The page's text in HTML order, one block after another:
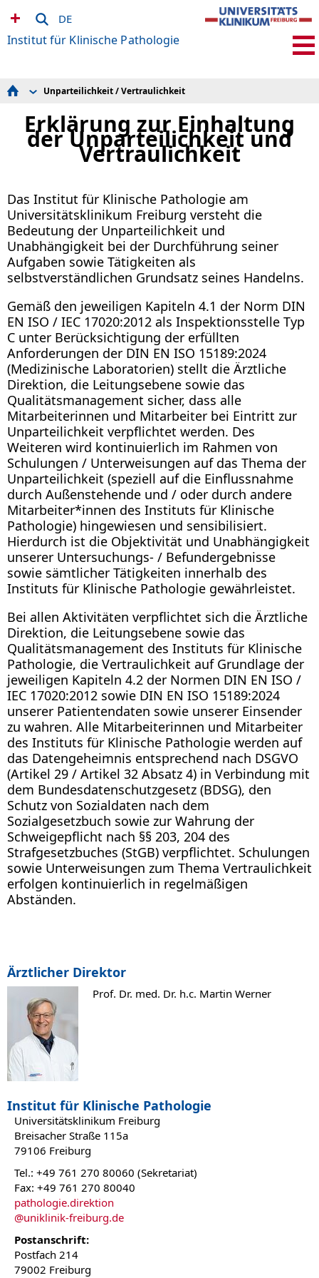
DE
Institut für Klinische Pathologie
Auskunft & Kontakt
Patienteninformation
Lehre
Einsendung & Weitergabe
Forschung
Biobank
Core Facility Genomics
Proteomik Plattform
Core Facility Histopathologie und Digitale Pathologie
Weiterbildung
Stellenangebote
QM-Zertifikate
Qualitätsmeldung
Unparteilichkeit / Vertraulichkeit
Erklärung zur Einhaltung
der Unparteilichkeit und
Vertraulichkeit
Das Institut für Klinische Pathologie am
Universitätsklinikum Freiburg versteht die
Bedeutung der Unparteilichkeit und
Unabhängigkeit bei der Durchführung seiner
Aufgaben sowie Tätigkeiten als
selbstverständlichen Grundsatz seines Handelns.
Gemäß den jeweiligen Kapiteln 4.1 der Norm DIN
EN ISO / IEC 17020:2012 als Inspektionsstelle Typ
C unter Berücksichtigung der erfüllten
Anforderungen der DIN EN ISO 15189:2024
(Medizinische Laboratorien) stellt die Ärztliche
Direktion, die Leitungsebene sowie das
Qualitätsmanagement sicher, dass alle
Mitarbeiterinnen und Mitarbeiter bei Eintritt zur
Unparteilichkeit verpflichtet werden. Des
Weiteren wird kontinuierlich im Rahmen von
Schulungen / Unterweisungen auf das Thema der
Unparteilichkeit (speziell auf die Einflussnahme
durch Außenstehende und / oder durch andere
Mitarbeiter*innen des Instituts für Klinische
Pathologie) hingewiesen und sensibilisiert.
Hierdurch ist die Objektivität und Unabhängigkeit
unserer Untersuchungs- / Befundergebnisse
sowie sämtlicher Tätigkeiten innerhalb des
Instituts für Klinische Pathologie gewährleistet.
Bei allen Aktivitäten verpflichtet sich die Ärztliche
Direktion, die Leitungsebene sowie das
Qualitätsmanagement des Instituts für Klinische
Pathologie, die Vertraulichkeit auf Grundlage der
jeweiligen Kapiteln 4.2 der Normen DIN EN ISO /
IEC 17020:2012 sowie DIN EN ISO 15189:2024
unserer Patientendaten sowie unserer Einsender
zu wahren. Alle Mitarbeiterinnen und Mitarbeiter
des Instituts für Klinische Pathologie werden auf
das Datengeheimnis entsprechend nach DSGVO
(Artikel 29 / Artikel 32 Absatz 4) in Verbindung mit
dem Bundesdatenschutzgesetz (BDSG), den
Schutz von Sozialdaten nach dem
Sozialgesetzbuch sowie zur Wahrung der
Schweigepflicht nach §§ 203, 204 des
Strafgesetzbuches (StGB) verpflichtet. Schulungen
sowie Unterweisungen zum Thema Vertraulichkeit
erfolgen kontinuierlich in regelmäßigen
Abständen.
Ärztlicher Direktor
Prof. Dr. med. Dr. h.c. Martin Werner
Institut für Klinische Pathologie
Universitätsklinikum Freiburg
Breisacher Straße 115a
79106 Freiburg
Tel.: +49 761 270 80060 (Sekretariat)
Fax: +49 761 270 80040
pathologie.direktion
@uniklinik-freiburg.de
Postanschrift:
Postfach 214
79002 Freiburg